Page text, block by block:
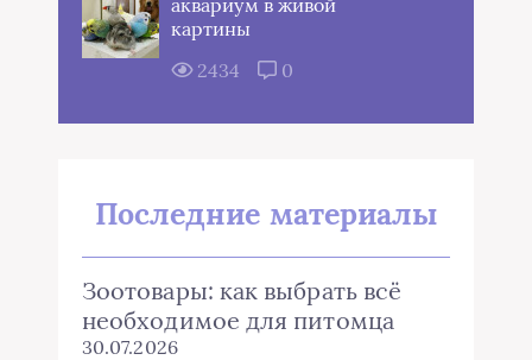
картины
2434
0
Последние материалы
Зоотовары: как выбрать всё
необходимое для питомца
30.07.2026